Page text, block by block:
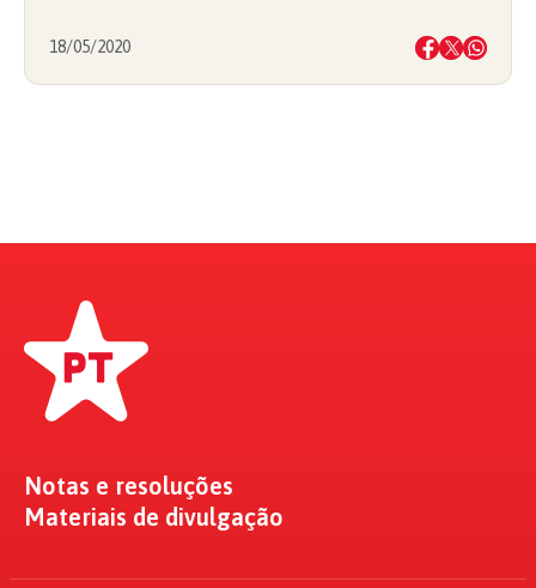
18/05/2020
Notas e resoluções
Materiais de divulgação